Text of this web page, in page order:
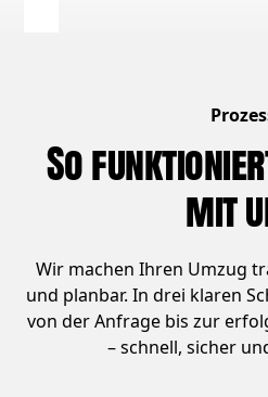
So
mit
Wir machen Ihren Umzug
und planbar. In drei klaren
von der Anfrage bis zur
– schnell, sicher